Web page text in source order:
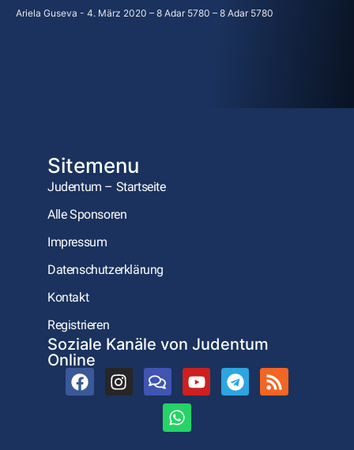
Ariela Guseva 4. März 2020 – 8 Adar 5780 – 8 Adar 5780
Sitemenu
Judentum – Startseite
Alle Sponsoren
Impressum
Datenschutzerklärung
Kontakt
Registrieren
Soziale Kanäle von Judentum
Online